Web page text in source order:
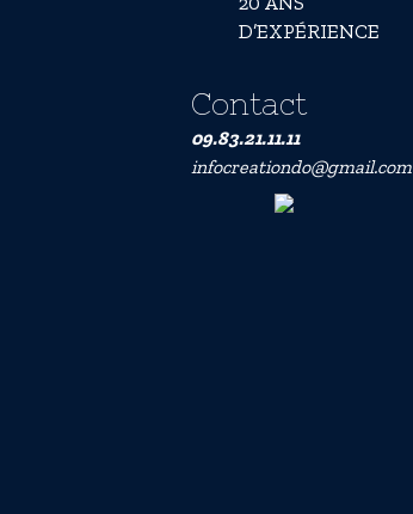
D’EXPÉRIENCE
Contact
09.83.21.11.11
infocreationdo@gmail.com